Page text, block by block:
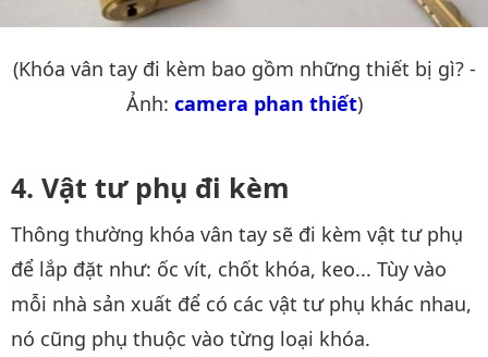
(Khóa vân tay đi kèm bao gồm những thiết bị gì? -
Ảnh: camera phan thiết)
Vật tư phụ đi kèm
Thông thường khóa vân tay sẽ đi kèm vật tư phụ
để lắp đặt như: ốc vít, chốt khóa, keo... Tùy vào
mỗi nhà sản xuất để có các vật tư phụ khác nhau,
nó cũng phụ thuộc vào từng loại khóa.